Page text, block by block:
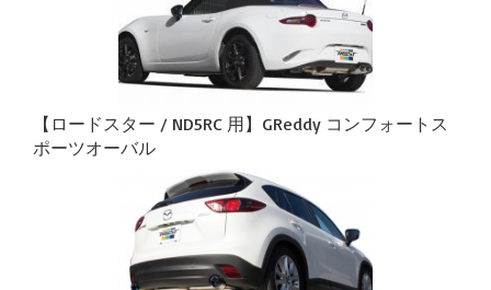
【ロードスター / ND5RC 用】GReddy コンフォートス
ポーツオーバル